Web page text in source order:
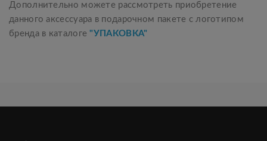
Дополнительно можете рассмотреть приобретение
данного аксессуара в подарочном пакете с логотипом
бренда в каталоге"УПАКОВКА"